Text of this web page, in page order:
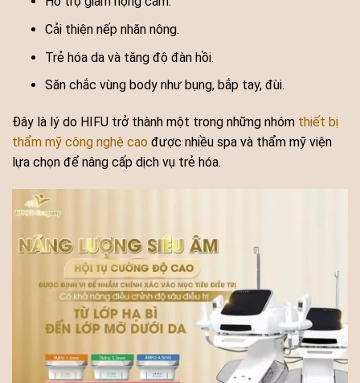
Cải thiện nếp nhăn nông.
Trẻ hóa da và tăng độ đàn hồi.
Săn chắc vùng body như bụng, bắp tay, đùi.
Đây là lý do HIFU trở thành một trong những nhóm thiết bị
thẩm mỹ công nghệ cao được nhiều spa và thẩm mỹ viện
lựa chọn để nâng cấp dịch vụ trẻ hóa.